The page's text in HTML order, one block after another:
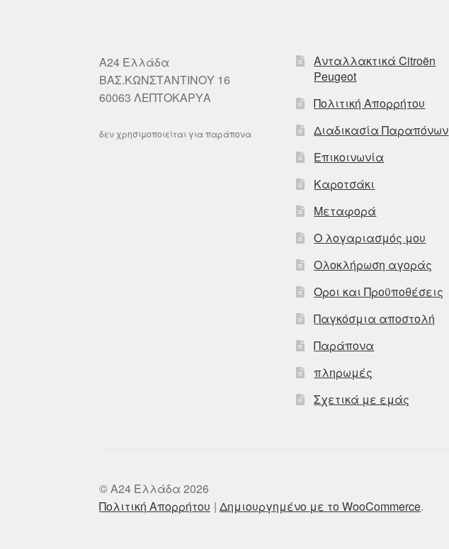
A24 Ελλάδα
ΒΑΣ.ΚΩΝΣΤΑΝΤΙΝΟΥ 16
60063 ΛΕΠΤΟΚΑΡΥΑ
δεν χρησιμοποιείται για παράπονα
Ανταλλακτικά Citroën
Peugeot
Πολιτική Απορρήτου
Διαδικασία Παραπόνων
Επικοινωνία
Καροτσάκι
Μεταφορά
Ο λογαριασμός μου
Ολοκλήρωση αγοράς
Οροι και Προϋποθέσεις
Παγκόσμια αποστολή
Παράπονα
πληρωμές
Σχετικά με εμάς
© A24 Ελλάδα 2026
Πολιτική Απορρήτου
Δημιουργημένο με το WooCommerce.